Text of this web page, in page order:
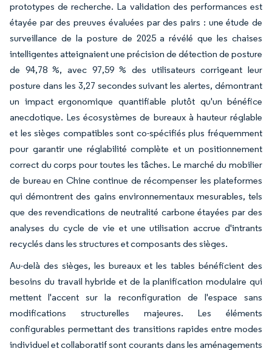
prototypes de recherche. La validation des performances est
étayée par des preuves évaluées par des pairs : une étude de
surveillance de la posture de 2025 a révélé que les chaises
intelligentes atteignaient une précision de détection de posture
de 94,78 %, avec 97,59 % des utilisateurs corrigeant leur
posture dans les 3,27 secondes suivant les alertes, démontrant
un impact ergonomique quantifiable plutôt qu'un bénéfice
anecdotique. Les écosystèmes de bureaux à hauteur réglable
et les sièges compatibles sont co-spécifiés plus fréquemment
pour garantir une réglabilité complète et un positionnement
correct du corps pour toutes les tâches. Le marché du mobilier
de bureau en Chine continue de récompenser les plateformes
qui démontrent des gains environnementaux mesurables, tels
que des revendications de neutralité carbone étayées par des
analyses du cycle de vie et une utilisation accrue d'intrants
recyclés dans les structures et composants des sièges.
Au-delà des sièges, les bureaux et les tables bénéficient des
besoins du travail hybride et de la planification modulaire qui
mettent l'accent sur la reconfiguration de l'espace sans
modifications structurelles majeures. Les éléments
configurables permettant des transitions rapides entre modes
individuel et collaboratif sont courants dans les aménagements